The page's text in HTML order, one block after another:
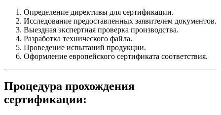
Определение директивы для сертификации.
Исследование предоставленных заявителем документов.
Выездная экспертная проверка производства.
Разработка технического файла.
Проведение испытаний продукции.
Оформление европейского сертификата соответствия.
Процедура прохождения
сертификации: